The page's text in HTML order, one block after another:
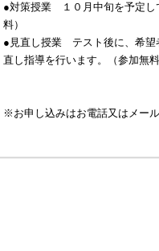
●対策授業 １０月中旬を予定し
料）
●見直し授業 テスト後に、希望
直し指導を行います。（参加無料
※お申し込みはお電話又はメー